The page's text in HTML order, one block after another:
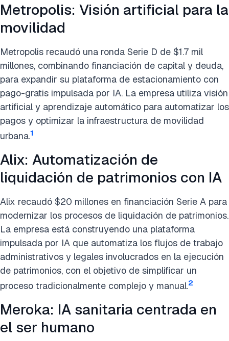
Metropolis: Visión artificial para la
movilidad
Metropolis recaudó una ronda Serie D de $1.7 mil
millones, combinando financiación de capital y deuda,
para expandir su plataforma de estacionamiento con
pago-gratis impulsada por IA. La empresa utiliza visión
artificial y aprendizaje automático para automatizar los
pagos y optimizar la infraestructura de movilidad
urbana.1
Alix: Automatización de
liquidación de patrimonios con IA
Alix recaudó $20 millones en financiación Serie A para
modernizar los procesos de liquidación de patrimonios.
La empresa está construyendo una plataforma
impulsada por IA que automatiza los flujos de trabajo
administrativos y legales involucrados en la ejecución
de patrimonios, con el objetivo de simplificar un
proceso tradicionalmente complejo y manual.2
Meroka: IA sanitaria centrada en
el ser humano